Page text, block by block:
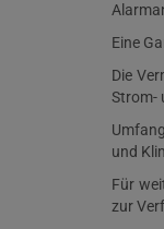
Eine
Die
Strom-
und
Für
zur